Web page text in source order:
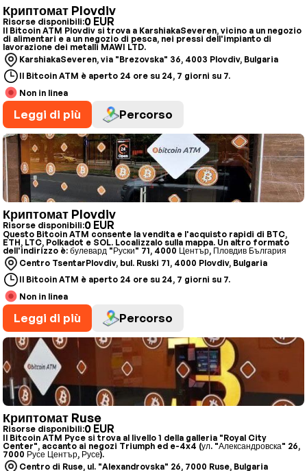
Криптомат Plovdiv
Risorse disponibili:0 EUR
Il Bitcoin ATM Plovdiv si trova a KarshiakaSeveren, vicino a un negozio
di alimentari e a un negozio di pesca, nei pressi dell'impianto di
lavorazione dei metalli MAWI LTD.
KarshiakaSeveren, via "Brezovska" 36, 4003 Plovdiv, Bulgaria
Il Bitcoin ATM è aperto 24 ore su 24, 7 giorni su 7.
Non in linea
Leggi di più Percorso
Криптомат Plovdiv
Risorse disponibili:0 EUR
Questo Bitcoin ATM consente la vendita e l'acquisto rapidi di BTC,
ETH, LTC, Polkadot e SOL. Localizzalo sulla mappa. Un altro formato
dell'indirizzo è: булевард "Руски" 71, 4000 Център, Пловдив България
Centro TsentarPlovdiv, bul. Ruski 71, 4000 Plovdiv, Bulgaria
Il Bitcoin ATM è aperto 24 ore su 24, 7 giorni su 7.
Non in linea
Leggi di più Percorso
Криптомат Ruse
Risorse disponibili:0 EUR
Il Bitcoin ATM Pyce si trova al livello 1 della galleria "Royal City
Center", accanto ai negozi Triumph ed e-4x4 (ул. "Александровска" 26,
7000 Русе Център, Русе).
Centro di Ruse, ul. "Alexandrovska" 26, 7000 Ruse, Bulgaria